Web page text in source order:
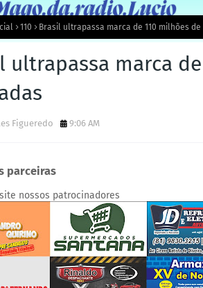
110 Brasil ultrapassa marca de 110 milhões
ultrapassa marca
Figueredo 9:06 AM
parceiras
nossos patrocinadores